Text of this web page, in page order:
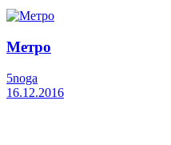
Метро
5noga
16.12.2016